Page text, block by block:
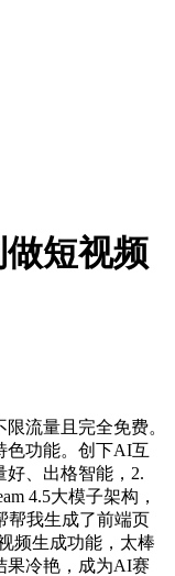
短视频
流量且完全免费。
色功能。创下AI互
好、出格智能，2.
4.5大模子架构，
帮我生成了前端页
频生成功能，太棒
果冷艳，成为AI赛